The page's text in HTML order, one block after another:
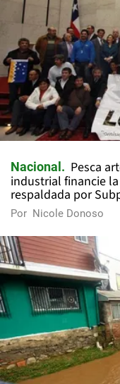
Nacional
Pesca
industrial financie
respaldada por
Por Nicole Donoso